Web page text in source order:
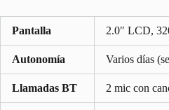
Pantalla 2.0″ LCD,
Autonomía Varios días
Llamadas BT 2 mic con